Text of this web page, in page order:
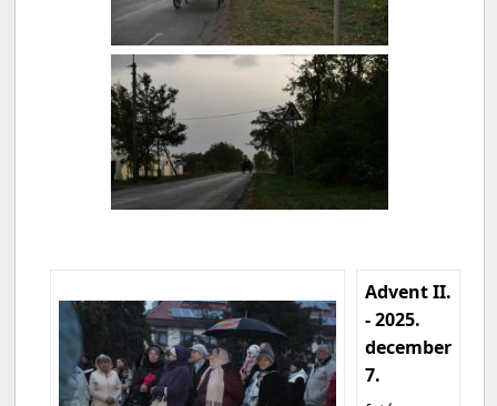
Advent II.
- 2025.
december
7.